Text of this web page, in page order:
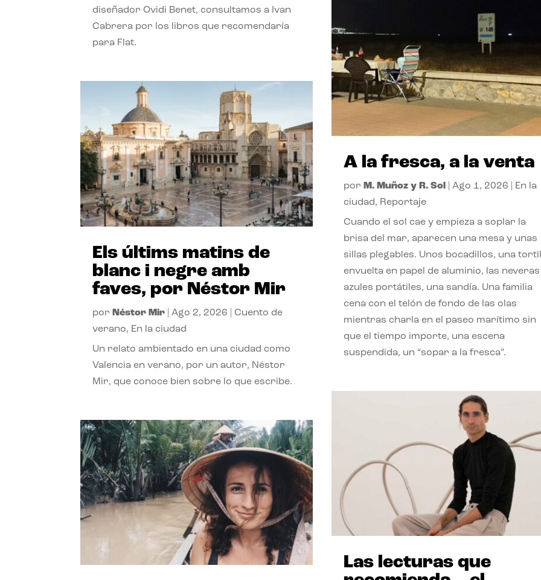
diseñador Ovidi Benet, consultamos a Ivan
Cabrera por los libros que recomendaría
para Flat.
Els últims matins de
blanc i negre amb
faves, por Néstor Mir
por Néstor Mir |Ago 2, 2026 |Cuento de
verano, En la ciudad
Un relato ambientado en una ciudad como
Valencia en verano, por un autor, Néstor
Mir, que conoce bien sobre lo que escribe.
A la fresca, a la venta
por M. Muñoz y R. Sol Ago 1, 2026
En la
ciudad, Reportaje
Cuando el sol cae y empieza a soplar la
brisa del mar, aparecen una mesa y unas
sillas plegables. Unos bocadillos, una
envuelta en papel de aluminio, las neveras
azules portátiles, una sandía. Una familia
cena con el telón de fondo de las olas
mientras charla en el paseo marítimo sin
que el tiempo importe, una escena
suspendida, un “sopar a la fresca”.
Las lecturas que